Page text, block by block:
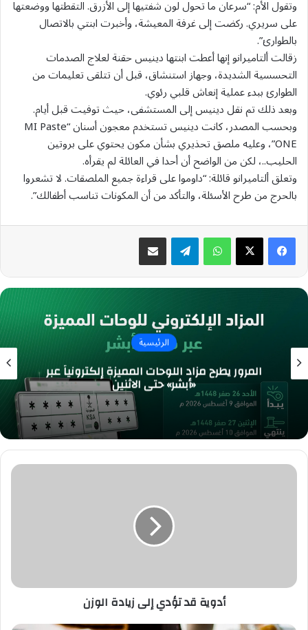
وتقول الأم: “سرعان ما تحول لون شفتيها إلى الأزرق. التقطتها ووضعتها
على سريري. ركضت إلى غرفة المعيشة، وأخبرت ابنتي بالاتصال
بالطوارئ”.
زقالت ألتاميرانو إنها أعطت ابنتها دينيس حقنة لعلاج الصدمات
التحسسية الشديدة، وجهاز استنشاق، قبل أن تتلقى تعليمات من
الطوارئ ببدء عملية إنعاش قلبي رئوي.
وبعد ذلك تم نقل دينيس إلى المستشفى، حيث توفيت قبل أيام.
وبحسب المصدر، كانت دينيس تستخدم معجون أسنان “MI Paste
ONE”، وعليه ملصق تحذيري بشأن مكون يحتوي على بروتين
الحليب..، لكن من الواضح أن أحدا في العائلة لم يقرأه.
وتعلق ألتاميرانو قائلة: “داوموا على قراءة جميع الملصقات. لا تشعروا
بالحرج من طرح الأسئلة، والتأكد من أن المكونات تناسب أطفالك”.
واتسابتيلقرام مشاركة عبر البريد
الرئيسية
المرور يطرح مزاد اللوحات المميزة إلكترونياً عبر
«أبشر» حتى الاثنين
أدوية
أدوية قد تؤدي إلى زيادة الوزن